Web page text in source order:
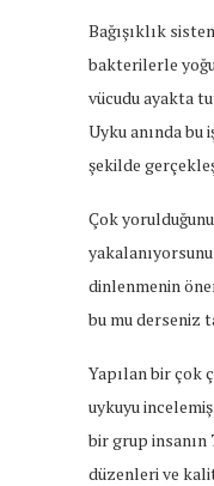
Bağışıklık
bakterilerle
vücudu ayakta
Uyku anında bu
şekilde
Çok
dinlenmenin
bu mu derseniz
Yapılan bir çok
uykuyu
bir grup insanın
düzenleri ve